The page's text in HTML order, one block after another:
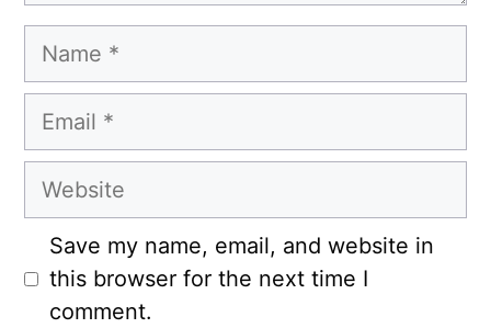
Name
Email
Website
Save my name, email, and website in
this browser for the next time I
comment.